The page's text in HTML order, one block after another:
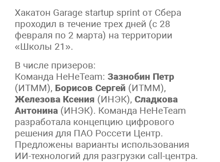
Хакатон Garage startup sprint от Сбера
проходил в течение трех дней (с 28
февраля по 2 марта) на территории
«Школы 21».
В числе призеров:
Команда HeHeTeam: Зазнобин Петр
(ИТММ), Борисов Сергей (ИТММ),
Железова Ксения (ИНЭК), Сладкова
Антонина (ИНЭК). Команда HeHeTeam
разработала концепцию цифрового
решения для ПАО Россети Центр.
Предложены варианты использования
ИИ-технологий для разгрузки call-центра.